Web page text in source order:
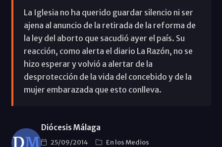
La Iglesia no ha querido guardar silencio ni ser
ajena al anuncio de la retirada de la reforma de
la ley del aborto que sacudió ayer el país. Su
reacción, como alerta el diario La Razón, no se
hizo esperar y volvió a alertar de la
desprotección de la vida del concebido y de la
mujer embarazada que esto conlleva.
Diócesis Málaga
25/09/2014
En los Medios